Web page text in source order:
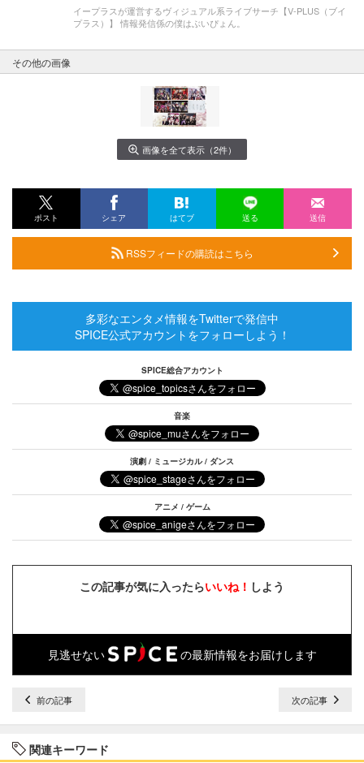
イープラスが運営するヴィジュアル系ライブサーチ【V-PLUS（ブイ
プラス）】 情報発信係の僕はぶいぴょん。
その他の画像
画像を全て表示（2件）
ポスト シェア はてブ 送る 送信
RSSフィードの購読はこちら
多彩なエンタメ情報をTwitterで発信中
SPICE公式アカウントをフォローしよう！
SPICE総合アカウント
音楽
演劇 / ミュージカル / ダンス
アニメ / ゲーム
この記事が気に入ったらいいね！ しよう
見逃せない の最新情報をお届けします
前の記事 次の記事
関連キーワード